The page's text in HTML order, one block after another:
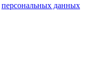
персональных данных